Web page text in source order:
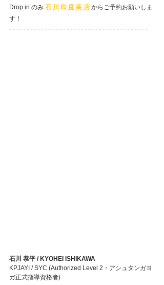
Drop in のみ 石 川 印 度 商 店 からご予約お願いしま
す！
- - - - - - - - - - - - - - - - - - - - - - - - - - - - - - - - - - - - - - -
石川 恭平 / KYOHEI ISHIKAWA
KPJAYI / SYC (Authorized Level 2・アシュタンガヨ
ガ正式指導資格者)